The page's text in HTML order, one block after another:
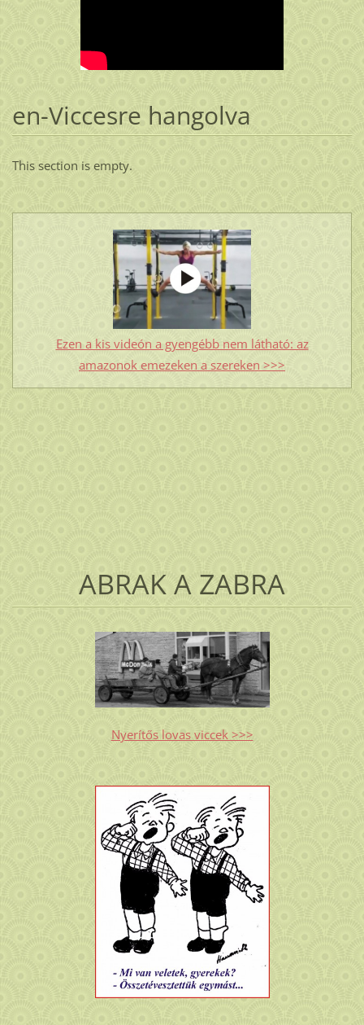
en-Viccesre hangolva
This section is empty.
Ezen a kis videón a gyengébb nem látható: az
amazonok emezeken a szereken >>>
ABRAK A ZABRA
Nyerítős lovas viccek >>>